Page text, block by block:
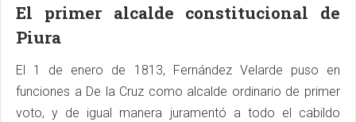
El primer alcalde constitucional de
Piura
El 1 de enero de 1813, Fernández Velarde puso en
funciones a De la Cruz como alcalde ordinario de primer
voto, y de igual manera juramentó a todo el cabildo